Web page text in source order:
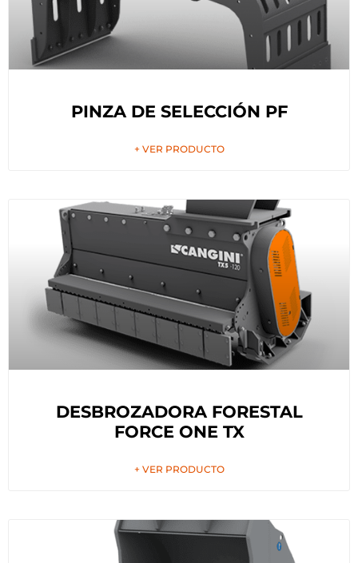
PINZA DE SELECCIÓN PF
+ VER PRODUCTO
DESBROZADORA FORESTAL
FORCE ONE TX
+ VER PRODUCTO